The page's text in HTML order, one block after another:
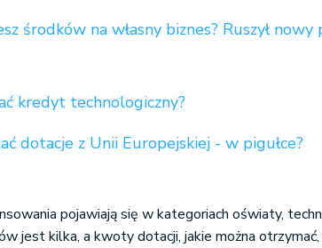
środków na własny biznes? Ruszył
kredyt technologiczny?
dotacje z Unii Europejskiej - w pigułce?
pojawiają się w kategoriach oświaty,
jest kilka, a kwoty dotacji, jakie można